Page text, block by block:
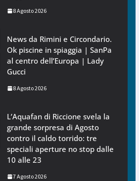
8 Agosto 2026
News da Rimini e Circondario.
Ok piscine in spiaggia | SanPa
al centro dell’Europa | Lady
Gucci
8 Agosto 2026
L’Aquafan di Riccione svela la
grande sorpresa di Agosto
contro il caldo torrido: tre
speciali aperture no stop dalle
10 alle 23
7 Agosto 2026